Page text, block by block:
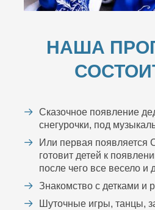
НАША
Сказочное появление
снегурочки, под
Или первая появляется
готовит детей к
после чего все весело и
Знакомство с детками и
Шуточные игры, танцы,